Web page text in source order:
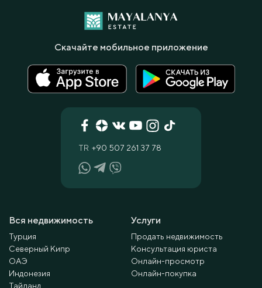
Вся недвижимость
Турция
Северный Кипр
ОАЭ
Индонезия
Тайланд
Услуги
Продать недвижимость
Консультация юриста
Онлайн-просмотр
Онлайн-покупка
TR +90 507 261 37 78
Скачайте мобильное приложение